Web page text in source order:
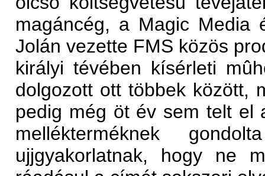
magáncég, a Magic Media
Jolán vezette FMS közös
királyi tévében kísérleti
dolgozott ott többek között,
pedig még öt év sem telt el
mellékterméknek
ujjgyakorlatnak, hogy ne